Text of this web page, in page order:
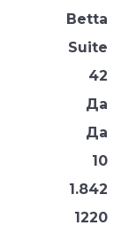
Betta
Suite
42
Да
Да
10
1.842
1220